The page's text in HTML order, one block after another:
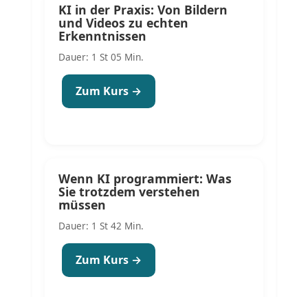
KI in der Praxis: Von Bildern
und Videos zu echten
Erkenntnissen
Dauer: 1 St 05 Min.
Zum Kurs →
Wenn KI programmiert: Was
Sie trotzdem verstehen
müssen
Dauer: 1 St 42 Min.
Zum Kurs →